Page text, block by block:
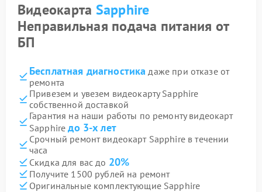
Видеокарта Sapphire
Неправильная подача питания от
БП
Бесплатная диагностика даже при отказе от
ремонта
Привезем и увезем видеокарту Sapphire
собственной доставкой
Гарантия на наши работы по ремонту видеокарт
Sapphireдо 3-х лет
Срочный ремонт видеокарт Sapphire в течении
часа
Скидка для вас до 20%
Получите 1500 рублей на ремонт
Оригинальные комплектующие Sapphire